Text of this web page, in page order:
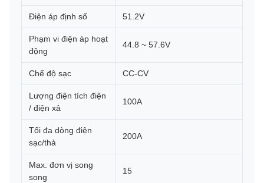
Điện áp định số 51.2V
Phạm vi điện áp hoạt
động
44.8 ~ 57.6V
Chế độ sạc CC-CV
Lượng điện tích điện
/ điện xả
100A
Tối đa dòng điện
sạc/thả
200A
Max. đơn vị song
song
15